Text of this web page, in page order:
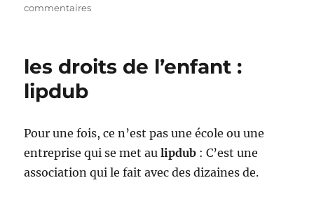
commentairessur
Gagne
les droits de l’enfant :
lipdub
Pour une fois, ce n’est pas une école ou une
entreprise qui se met aulipdub : C’est une
association qui le fait avec des dizaines de.